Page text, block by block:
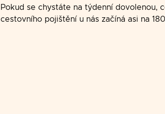
Pokud se chystáte na týdenní dovolenou,
cestovního pojištění u nás začíná asi na